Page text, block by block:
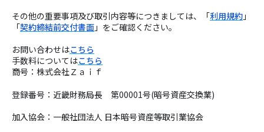
その他の重要事項及び取引内容等につきましては、「利用規約 」
「契約締結前交付書面 」をご確認ください。
お問い合わせはこちら
手数料についてはこちら
商号：株式会社Ｚａｉｆ
登録番号：近畿財務局長 第00001号(暗号資産交換業)
加入協会：一般社団法人 日本暗号資産等取引業協会